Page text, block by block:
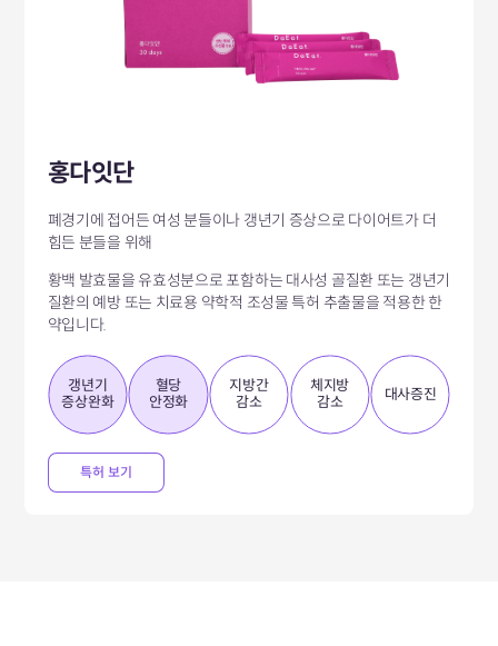
홍다잇단
폐경기에 접어든 여성 분들이나 갱년기 증상으로 다이어트가 더
힘든 분들을 위해
황백 발효물을 유효성분으로 포함하는 대사성 골질환 또는 갱년기
질환의 예방 또는 치료용 약학적 조성물 특허 추출물을 적용한 한
약입니다.
갱년기
증상완화
혈당
안정화
지방간
감소
체지방
감소
대사증진
특허 보기